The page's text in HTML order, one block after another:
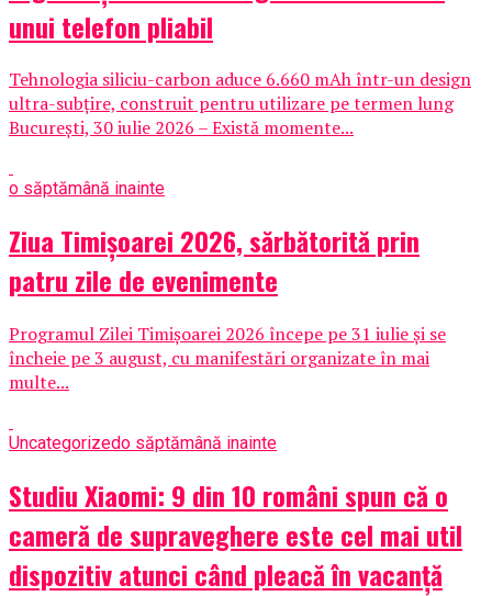
unui telefon pliabil
Tehnologia siliciu-carbon aduce 6.660 mAh într-un design
ultra-subțire, construit pentru utilizare pe termen lung
București, 30 iulie 2026 – Există momente...
o săptămână inainte
Ziua Timișoarei 2026, sărbătorită prin
patru zile de evenimente
Programul Zilei Timișoarei 2026 începe pe 31 iulie și se
încheie pe 3 august, cu manifestări organizate în mai
multe...
Uncategorizedo săptămână inainte
Studiu Xiaomi: 9 din 10 români spun că o
cameră de supraveghere este cel mai util
dispozitiv atunci când pleacă în vacanță